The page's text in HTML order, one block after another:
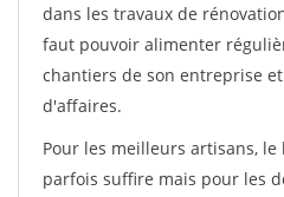
dans les travaux de
faut pouvoir alimenter
chantiers de son entreprise
d'affaires.
Pour les meilleurs artisans,
parfois suffire mais pour les